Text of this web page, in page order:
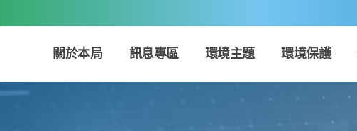
關於本局 訊息專區 環境主題 環境保護